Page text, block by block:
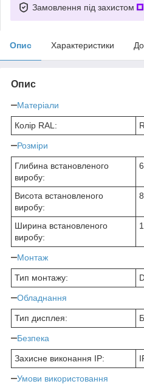
Замовлення під захистом
Опис Характеристики
Опис
Матеріали
Колір RAL:
Розміри
Глибина встановленого
виробу:
Висота встановленого
виробу:
Ширина встановленого
виробу:
Монтаж
Тип монтажу:
Обладнання
Тип дисплея:
Безпека
Захисне виконання ІР:
Умови використовання